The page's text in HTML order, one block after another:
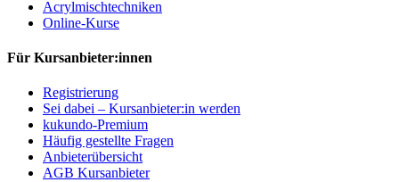
Acrylmischtechniken
Online-Kurse
Für Kursanbieter:innen
Registrierung
Sei dabei – Kursanbieter:in werden
kukundo-Premium
Häufig gestellte Fragen
Anbieterübersicht
AGB Kursanbieter